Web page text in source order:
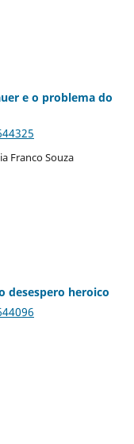
e o problema do
Franco Souza
desespero heroico